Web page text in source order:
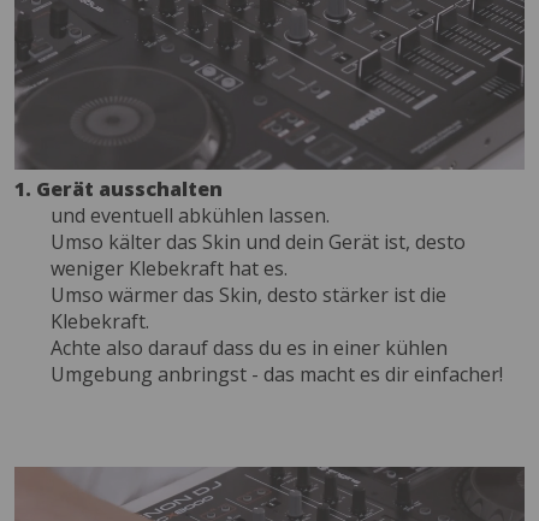
1. Gerät ausschalten
und eventuell abkühlen lassen.
Umso kälter das Skin und dein Gerät ist, desto
weniger Klebekraft hat es.
Umso wärmer das Skin, desto stärker ist die
Klebekraft.
Achte also darauf dass du es in einer kühlen
Umgebung anbringst - das macht es dir einfacher!